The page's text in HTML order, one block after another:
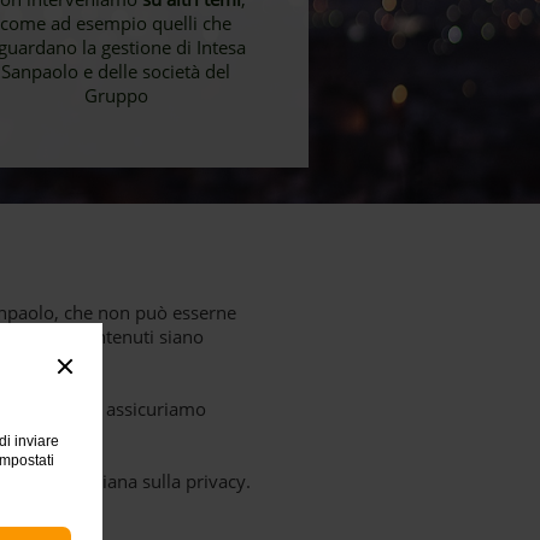
inviare
come ad esempio quelli che
la gestione di Intesa
Sanpaolo e delle società del
Gruppo
che non può esserne
che i contenuti siano
ma non ne assicuriamo
italiana sulla privacy.